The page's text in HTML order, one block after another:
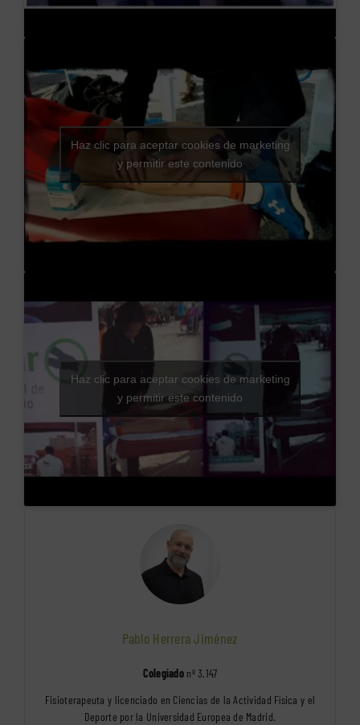
Haz clic para aceptar cookies de marketing
y permitir este contenido
Haz clic para aceptar cookies de marketing
y permitir este contenido
Pablo Herrera Jiménez
Colegiado nº 3.147
Fisioterapeuta y licenciado en Ciencias de la Actividad Física y el
Deporte por la Universidad Europea de Madrid.